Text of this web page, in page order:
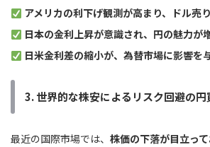
アメリカの利下げ観測が高まり、ドル売
日本の金利上昇が意識され、円の魅力が
日米金利差の縮小が、為替市場に影響を
3. 世界的な株安によるリスク回避の円
最近の国際市場では、 株価の下落が目立っ